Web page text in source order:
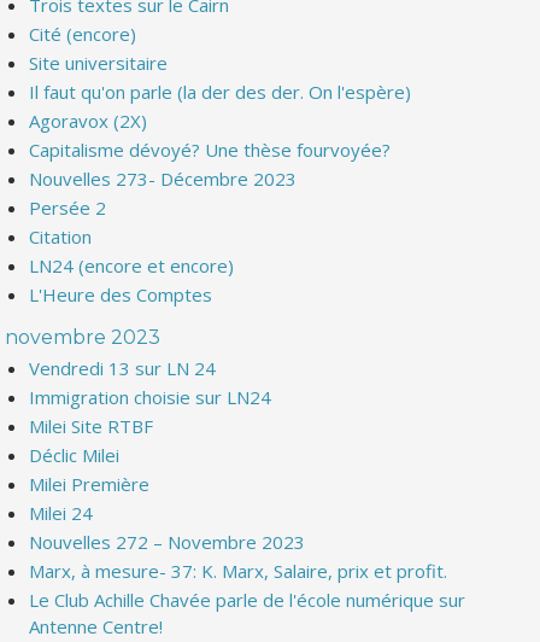
Trois textes sur le Cairn
Cité (encore)
Site universitaire
Il faut qu'on parle (la der des der. On l'espère)
Agoravox (2X)
Capitalisme dévoyé? Une thèse fourvoyée?
Nouvelles 273- Décembre 2023
Persée 2
Citation
LN24 (encore et encore)
L'Heure des Comptes
novembre 2023
Vendredi 13 sur LN 24
Immigration choisie sur LN24
Milei Site RTBF
Déclic Milei
Milei Première
Milei 24
Nouvelles 272 – Novembre 2023
Marx, à mesure- 37: K. Marx, Salaire, prix et profit.
Le Club Achille Chavée parle de l'école numérique sur
Antenne Centre!